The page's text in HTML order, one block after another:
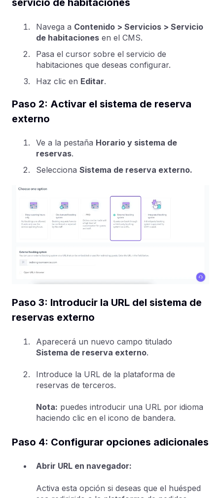
servicio de habitaciones
Navega a Contenido > Servicios > Servicio
de habitaciones en el CMS.
Pasa el cursor sobre el servicio de
habitaciones que deseas configurar.
Haz clic en Editar.
Paso 2: Activar el sistema de reserva
externo
Ve a la pestaña Horario y sistema de
reservas.
Selecciona Sistema de reserva externo.
Paso 3: Introducir la URL del sistema de
reservas externo
Aparecerá un nuevo campo titulado
Sistema de reserva externo.
Introduce la URL de la plataforma de
reservas de terceros.
Nota: puedes introducir una URL por idioma
haciendo clic en el icono de bandera.
Paso 4: Configurar opciones adicionales
Abrir URL en navegador:
Activa esta opción si deseas que el huésped